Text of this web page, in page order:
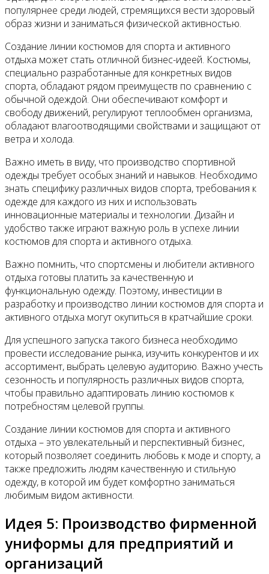
популярнее среди людей, стремящихся вести здоровый
образ жизни и заниматься физической активностью.
Создание линии костюмов для спорта и активного
отдыха может стать отличной бизнес-идеей. Костюмы,
специально разработанные для конкретных видов
спорта, обладают рядом преимуществ по сравнению с
обычной одеждой. Они обеспечивают комфорт и
свободу движений, регулируют теплообмен организма,
обладают влагоотводящими свойствами и защищают от
ветра и холода.
Важно иметь в виду, что производство спортивной
одежды требует особых знаний и навыков. Необходимо
знать специфику различных видов спорта, требования к
одежде для каждого из них и использовать
инновационные материалы и технологии. Дизайн и
удобство также играют важную роль в успехе линии
костюмов для спорта и активного отдыха.
Важно помнить, что спортсмены и любители активного
отдыха готовы платить за качественную и
функциональную одежду. Поэтому, инвестиции в
разработку и производство линии костюмов для спорта и
активного отдыха могут окупиться в кратчайшие сроки.
Для успешного запуска такого бизнеса необходимо
провести исследование рынка, изучить конкурентов и их
ассортимент, выбрать целевую аудиторию. Важно учесть
сезонность и популярность различных видов спорта,
чтобы правильно адаптировать линию костюмов к
потребностям целевой группы.
Создание линии костюмов для спорта и активного
отдыха – это увлекательный и перспективный бизнес,
который позволяет соединить любовь к моде и спорту, а
также предложить людям качественную и стильную
одежду, в которой им будет комфортно заниматься
любимым видом активности.
Идея 5: Производство фирменной
униформы для предприятий и
организаций